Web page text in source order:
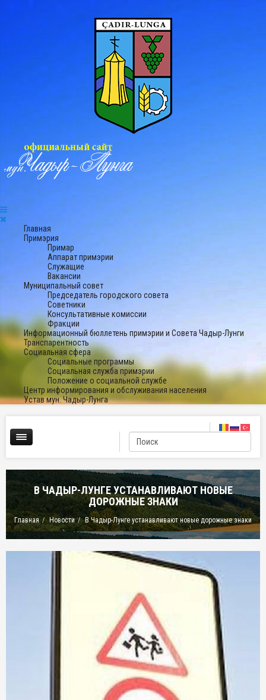
Главная
Примэрия
Примар
Аппарат примэрии
Служащие
Вакансии
Муниципальный совет
Председатель городского совета
Советники
Консультативные комиссии
Фракции
Информационный бюллетень примэрии и Совета Чадыр-Лунги
Транспарентность
Социальная сфера
Социальные программы
Социальная служба примэрии
Положение о социальной службе
Центр информирования и обслуживания населения
Устав мун. Чадыр-Лунга
В ЧАДЫР-ЛУНГЕ УСТАНАВЛИВАЮТ НОВЫЕ
ДОРОЖНЫЕ ЗНАКИ
Главная Новости В Чадыр-Лунге устанавливают новые дорожные знаки